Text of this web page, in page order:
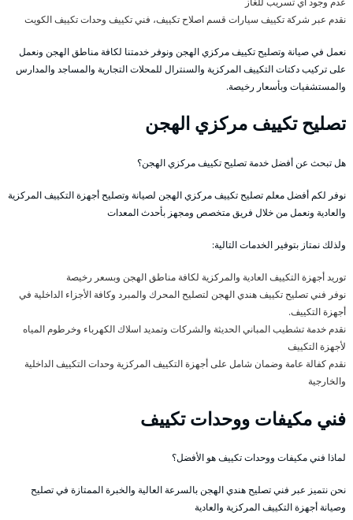
نقدم عبر شركة تكييف سيارات قسم اصلاح تكييف، فني تكييف وحدات تكييف الكويت
نعمل في صيانة وتصليح تكييف مركزي الهجن ونوفر خدمتنا لكافة مناطق الهجن ونعمل
على تركيب دكتات التكييف المركزية والسنترال للمحلات التجارية والمساجد والمدارس
والمستشفيات وبأسعار رخيصة.
تصليح تكييف مركزي الهجن
هل تبحث عن أفضل خدمة تصليح تكييف مركزي الهجن؟
نوفر لكم أفضل معلم تصليح تكييف مركزي الهجن لصيانة وتصليح أجهزة التكييف المركزية
والعادية ونعمل من خلال فريق متخصص ومجهز بأحدث المعدات
ولذلك نمتاز بتوفير الخدمات التالية:
توريد أجهزة التكييف العادية والمركزية لكافة مناطق الهجن وبسعر رخيصة
نوفر فني تصليح تكييف هندي الهجن لتصليح المحرك والمبرد وكافة الأجزاء الداخلية في
أجهزة التكييف.
نقدم خدمة تشطيب المباني الحديثة والشركات وتمديد اسلاك الكهرباء وخرطوم المياه
لأجهزة التكييف
نقدم كفالة عامة وضمان شامل على أجهزة التكييف المركزية وحدات التكييف الداخلية
والخارجية
فني مكيفات ووحدات تكييف
لماذا فني مكيفات ووحدات تكييف هو الأفضل؟
نحن نتميز عبر فني تصليح هندي الهجن بالسرعة العالية والخبرة الممتازة في تصليح
وصيانة أجهزة التكييف المركزية والعادية